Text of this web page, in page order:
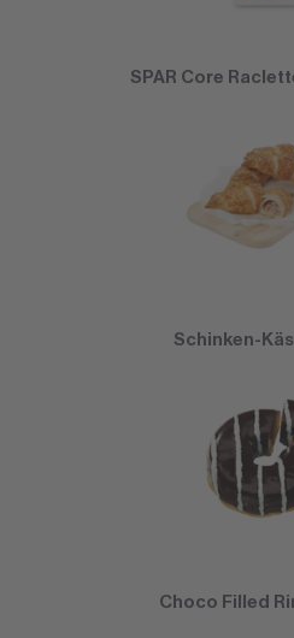
SPAR Core
Schinken-
Choco Filled